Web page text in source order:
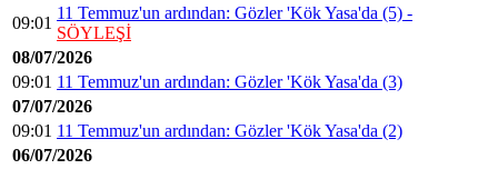
09:01
11 Temmuz'un ardından: Gözler 'Kök Yasa'da (5) -
SÖYLEŞİ
08/07/2026
09:01 11 Temmuz'un ardından: Gözler 'Kök Yasa'da (3)
07/07/2026
09:01 11 Temmuz'un ardından: Gözler 'Kök Yasa'da (2)
06/07/2026